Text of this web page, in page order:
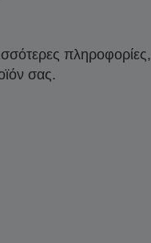
πληροφορίες,
σας.